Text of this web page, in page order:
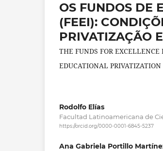
OS FUNDOS DE
(FEEI):
PRIVATIZAÇÃO
THE FUNDS FOR
EDUCATIONAL PRIVATIZATION
Rodolfo Elías
Facultad Latinoamericana de
https://orcid.org/0000-0001-6845-5237
Ana Gabriela Portillo